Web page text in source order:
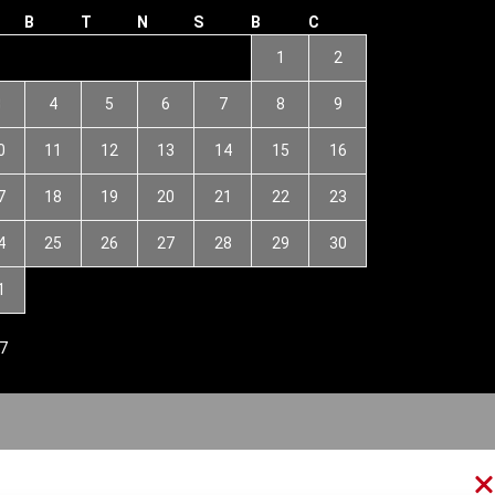
B T N S B
C
1
2
4 5 6 7 8 9
11 12 13 14 15 16
18 19 20 21 22 23
25 26 27 28 29 30